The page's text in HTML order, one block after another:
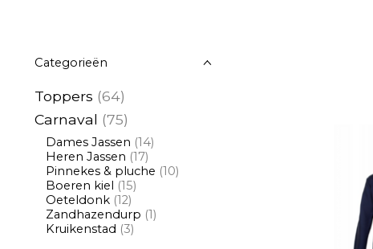
Categorieën
Toppers (64)
Carnaval (75)
Dames Jassen (14)
Heren Jassen (17)
Pinnekes & pluche (10)
Boeren kiel
(15)
Oeteldonk (12)
Zandhazendurp (1)
Kruikenstad (3)